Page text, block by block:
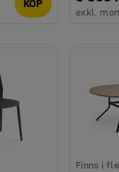
KÖP
exkl.
Finns i